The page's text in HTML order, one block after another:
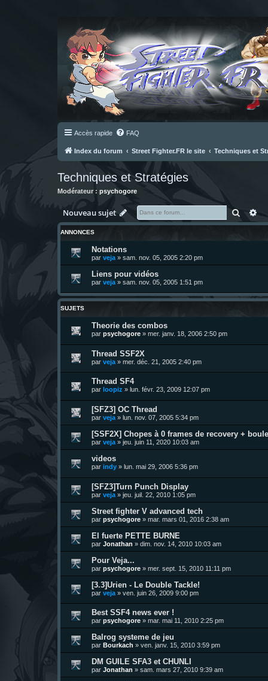
Accès rapide FAQ
Index du forum Street Fighter.FR le site Techniques et
Techniques et Stratégies
Modérateur : psychogore
Nouveau sujet
ANNONCES
Notations
par veja » sam. nov. 05, 2005 2:20 pm
Liens pour vidéos
par veja » sam. nov. 05, 2005 1:51 pm
SUJETS
Theorie des combos
par psychogore » mer. janv. 18, 2006 2:50 pm
Thread SSF2X
par veja » mer. déc. 21, 2005 2:40 pm
Thread SF4
par loopiz » lun. févr. 23, 2009 12:07 pm
[SFZ3] OC Thread
par veja » lun. nov. 07, 2005 5:34 pm
[SSF2X] Chopes à 0 frames de recovery +
par veja » jeu. juin 11, 2020 10:03 am
videos
par indy » lun. mai 29, 2006 5:36 pm
[SFZ3]Turn Punch Display
par veja » jeu. juil. 22, 2010 1:05 pm
Street fighter V advanced tech
par psychogore » mar. mars 01, 2016 2:38 am
El fuerte PETTE BURNE
par Jonathan » dim. nov. 14, 2010 10:03 am
Pour Veja...
par psychogore » mer. sept. 15, 2010 11:11 pm
[3.3]Urien - Le Double Tackle!
par veja » ven. juin 26, 2009 9:00 pm
Best SSF4 news ever !
par psychogore » mar. mai 11, 2010 2:25 pm
Balrog systeme de jeu
par Bourkach » ven. janv. 15, 2010 3:59 pm
DM GUILE SFA3 et CHUNLI
par Jonathan » sam. mars 27, 2010 9:39 am